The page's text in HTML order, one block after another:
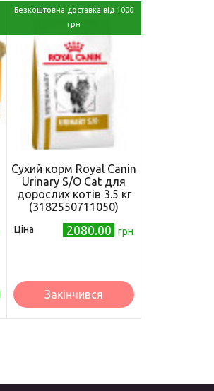
Безкоштовна доставка від 1000
грн
Сухий корм Royal Canin
Urinary S/O Cat для
дорослих котів 3.5 кг
(3182550711050)
Ціна 2080.00 грн
Закінчився